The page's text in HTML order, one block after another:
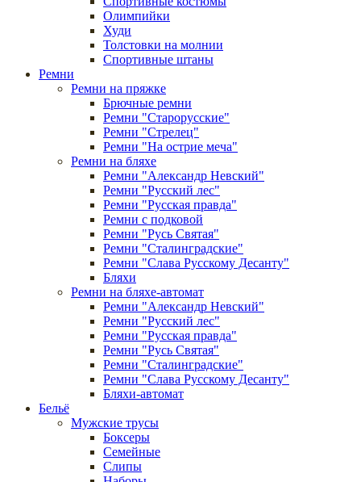
Олимпийки
Худи
Толстовки на молнии
Спортивные штаны
Ремни
Ремни на пряжке
Брючные ремни
Ремни "Старорусские"
Ремни "Стрелец"
Ремни "На острие меча"
Ремни на бляхе
Ремни "Александр Невский"
Ремни "Русский лес"
Ремни "Русская правда"
Ремни с подковой
Ремни "Русь Святая"
Ремни "Сталинградские"
Ремни "Слава Русскому Десанту"
Бляхи
Ремни на бляхе-автомат
Ремни "Александр Невский"
Ремни "Русский лес"
Ремни "Русская правда"
Ремни "Русь Святая"
Ремни "Сталинградские"
Ремни "Слава Русскому Десанту"
Бляхи-автомат
Бельё
Мужские трусы
Боксеры
Семейные
Слипы